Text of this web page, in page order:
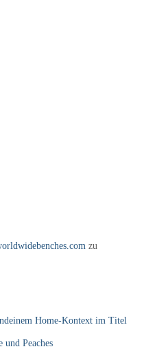
zu
Home-Kontext im Titel
und Peaches